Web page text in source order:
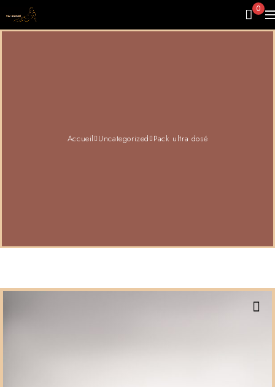
0
Accueil Uncategorized Pack ultra dosé